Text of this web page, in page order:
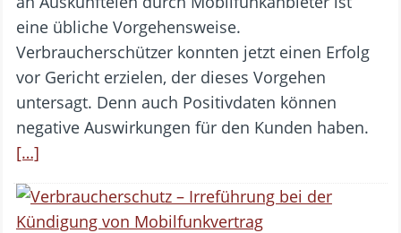
eine übliche Vorgehensweise.
Verbraucherschützer konnten jetzt einen Erfolg
vor Gericht erzielen, der dieses Vorgehen
untersagt. Denn auch Positivdaten können
negative Auswirkungen für den Kunden haben.
[…]